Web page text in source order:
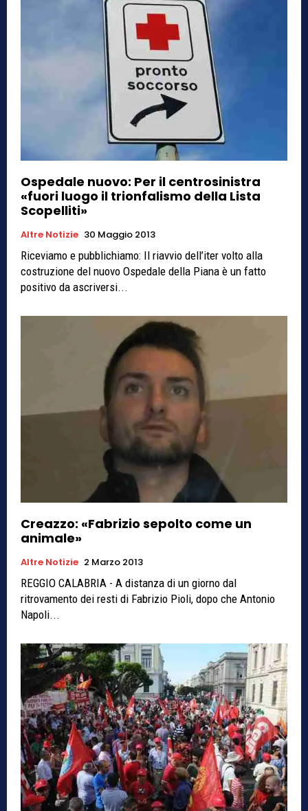
Ospedale nuovo: Per il centrosinistra
«fuori luogo il trionfalismo della Lista
Scopelliti»
Altre Notizie 30 Maggio 2013
Riceviamo e pubblichiamo: Il riavvio dell’iter volto alla
costruzione del nuovo Ospedale della Piana è un fatto
positivo da ascriversi...
Creazzo: «Fabrizio sepolto come un
animale»
Altre Notizie 2 Marzo 2013
REGGIO CALABRIA - A distanza di un giorno dal
ritrovamento dei resti di Fabrizio Pioli, dopo che Antonio
Napoli...